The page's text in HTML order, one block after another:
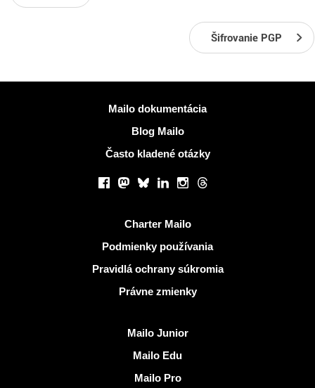
Šifrovanie PGP
Mailo dokumentácia
Blog Mailo
Často kladené otázky
Facebook
Mastodon
BlueskyLinkedInInstagram
Threads
Charter Mailo
Podmienky používania
Pravidlá ochrany súkromia
Právne zmienky
Mailo Junior
Mailo Edu
Mailo Pro